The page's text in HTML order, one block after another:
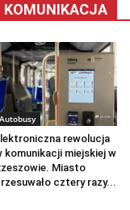
KOMUNIKACJA
Autobusy
rewolucja
komunikacji miejskiej w
Miasto
cztery razy...